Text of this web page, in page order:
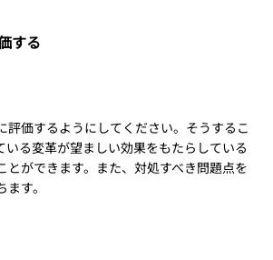
する
評価するようにしてください。そうするこ
いる変革が望ましい効果をもたらしている
とができます。また、対処すべき問題点を
す。